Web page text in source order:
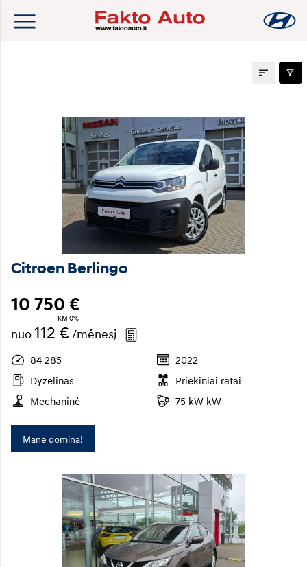
Citroen Berlingo
10 750 €
KM 0%
nuo112 € /mėnesį
84 285
2022
Dyzelinas
Priekiniai ratai
Mechaninė
75 kW kW
Mane domina!